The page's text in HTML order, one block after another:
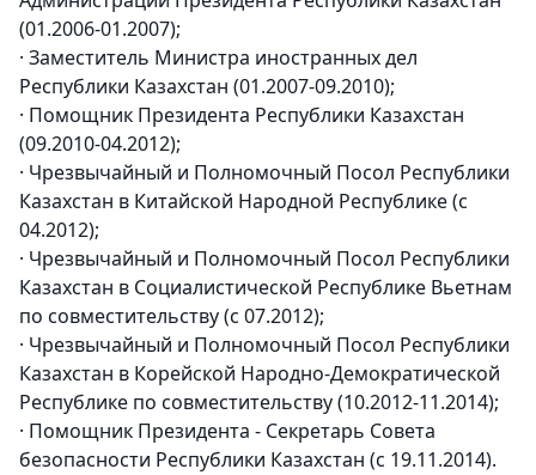
(01.2006-01.2007);
· Заместитель Министра иностранных дел
Республики Казахстан (01.2007-09.2010);
· Помощник Президента Республики Казахстан
(09.2010-04.2012);
· Чрезвычайный и Полномочный Посол Республики
Казахстан в Китайской Народной Республике (с
04.2012);
· Чрезвычайный и Полномочный Посол Республики
Казахстан в Социалистической Республике Вьетнам
по совместительству (с 07.2012);
· Чрезвычайный и Полномочный Посол Республики
Казахстан в Корейской Народно-Демократической
Республике по совместительству (10.2012-11.2014);
· Помощник Президента - Секретарь Совета
безопасности Республики Казахстан (с 19.11.2014).